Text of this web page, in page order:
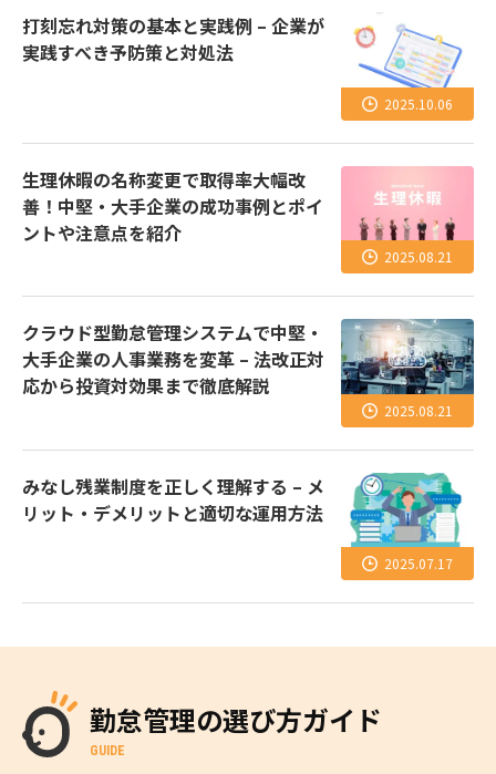
打刻忘れ対策の基本と実践例 – 企業が
実践すべき予防策と対処法
2025.10.06
生理休暇の名称変更で取得率大幅改
善！中堅・大手企業の成功事例とポイ
ントや注意点を紹介
2025.08.21
クラウド型勤怠管理システムで中堅・
大手企業の人事業務を変革 – 法改正対
応から投資対効果まで徹底解説
2025.08.21
みなし残業制度を正しく理解する – メ
リット・デメリットと適切な運用方法
2025.07.17
勤怠管理の選び方ガイド
GUIDE